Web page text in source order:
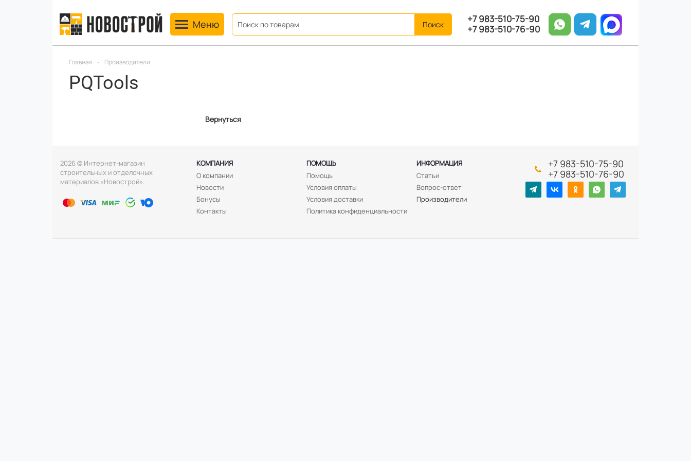
Toggle navigation
Меню
+7 983-510-75-90
+7 983-510-76-90
Главная - Производители
PQTools
Вернуться
2026 © Интернет-магазин
строительных и отделочных
материалов «Новострой».
КОМПАНИЯ ПОМОЩЬ
ИНФОРМАЦИЯ
О компании
Новости
Бонусы
Контакты
Помощь
Условия оплаты
Условия доставки
Политика конфиденциальности
Статьи
Вопрос-ответ
Производители
+7 983-510-75-90
+7 983-510-76-90